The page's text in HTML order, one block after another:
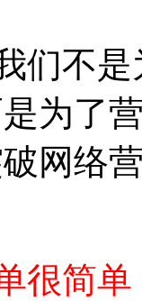
不是
为了
网络
很简